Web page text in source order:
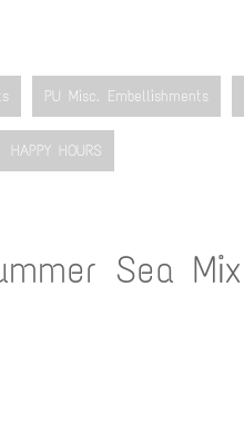
PU Misc. Embellishments
HAPPY HOURS
Sea Mix